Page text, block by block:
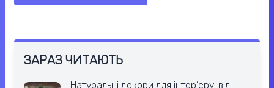
ЗАРАЗ ЧИТАЮТЬ
Натуральні декори для інтер’єру: від